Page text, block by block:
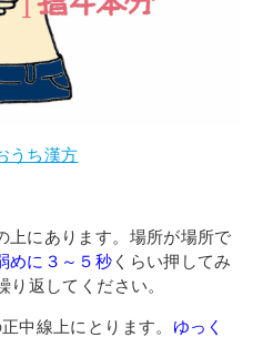
うち漢方
上にあります。場所が場所で
めに３～５秒 くらい押してみ
返してください。
中線上にとります。 ゆっく